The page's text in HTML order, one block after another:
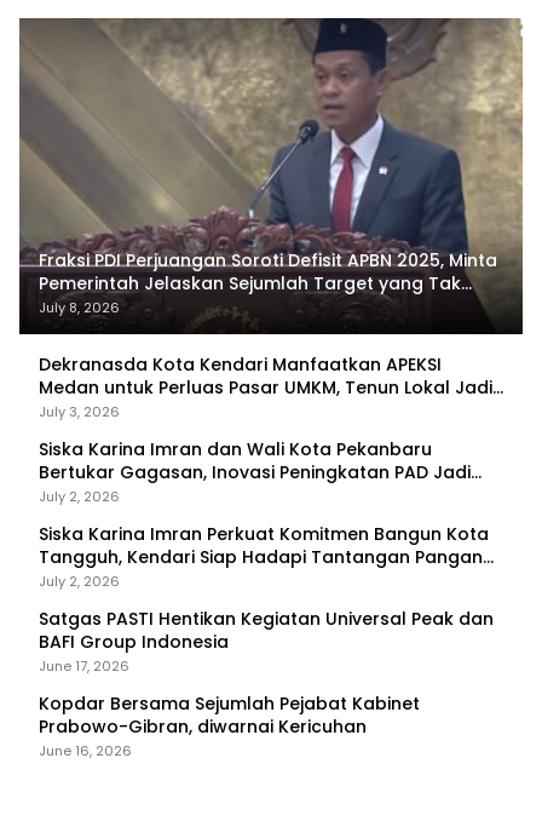
Fraksi PDI Perjuangan Soroti Defisit APBN 2025, Minta
Pemerintah Jelaskan Sejumlah Target yang Tak
Tercapai
July 8, 2026
Dekranasda Kota Kendari Manfaatkan APEKSI
Medan untuk Perluas Pasar UMKM, Tenun Lokal Jadi
Primadona
July 3, 2026
Siska Karina Imran dan Wali Kota Pekanbaru
Bertukar Gagasan, Inovasi Peningkatan PAD Jadi
Fokus Diskusi
July 2, 2026
Siska Karina Imran Perkuat Komitmen Bangun Kota
Tangguh, Kendari Siap Hadapi Tantangan Pangan
dan Bencana
July 2, 2026
Satgas PASTI Hentikan Kegiatan Universal Peak dan
BAFI Group Indonesia
June 17, 2026
Kopdar Bersama Sejumlah Pejabat Kabinet
Prabowo-Gibran, diwarnai Kericuhan
June 16, 2026